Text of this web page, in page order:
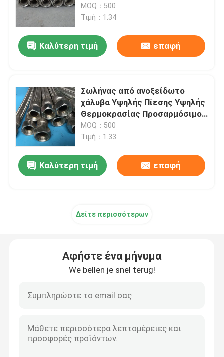
Κράμα Monel
Νιτρονικό κράμα
Κράμα Inconel
Σύνθεση τιτανίου
Υλικό χαλκού
μήκος και διάμετρο για υψηλή
πίεση λειτουργίας (10-35MPa)
MOQ：500
Τιμή：1.34
Καλύτερη τιμή επαφή
Σωλήνας από ανοξείδωτο
χάλυβα Υψηλής Πίεσης Υψηλής
Θερμοκρασίας Προσαρμόσιμο
Μέγεθος Ανοξείδωτο Φύλλο
MOQ：500
Τιμή：1.33
Καλύτερη τιμή επαφή
Δείτε περισσότερων
Αφήστε ένα μήνυμα
We bellen je snel terug!